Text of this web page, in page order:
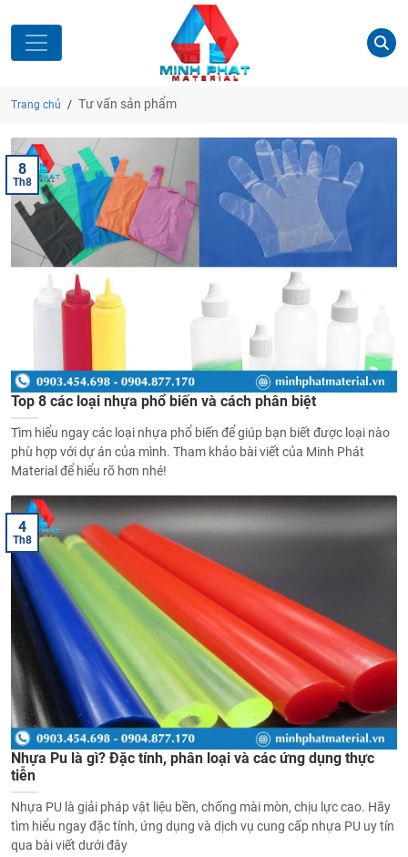
Trang chủ / Tư vấn sản phẩm
8
Th8
Top 8 các loại nhựa phổ biến và cách phân biệt
Tìm hiểu ngay các loại nhựa phổ biến để giúp bạn biết được loại nào
phù hợp với dự án của mình. Tham khảo bài viết của Minh Phát
Material để hiểu rõ hơn nhé!
4
Th8
Nhựa Pu là gì? Đặc tính, phân loại và các ứng dụng thực
tiễn
Nhựa PU là giải pháp vật liệu bền, chống mài mòn, chịu lực cao. Hãy
tìm hiểu ngay đặc tính, ứng dụng và dịch vụ cung cấp nhựa PU uy tín
qua bài viết dưới đây